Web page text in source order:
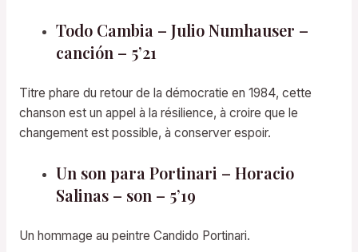
Todo Cambia – Julio Numhauser –
canción – 5’21
Titre phare du retour de la démocratie en 1984, cette
chanson est un appel à la résilience, à croire que le
changement est possible, à conserver espoir.
Un son para Portinari – Horacio
Salinas – son – 5’19
Un hommage au peintre Candido Portinari.